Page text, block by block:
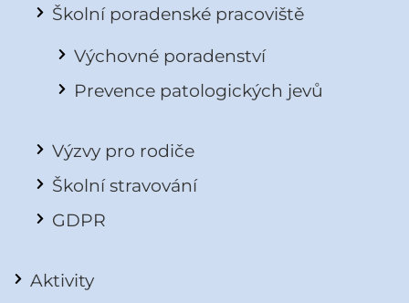
Školní poradenské pracoviště
Výchovné poradenství
Prevence patologických jevů
Výzvy pro rodiče
Školní stravování
GDPR
Aktivity